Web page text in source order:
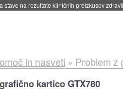
več kot polovico SSD-jev za naslednji dve
in nasveti » Problem z
kartico GTX780